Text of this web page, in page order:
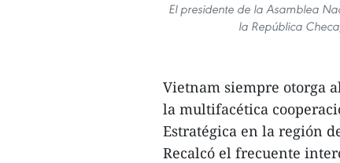
El presidente de la Asamblea
la República
Vietnam siempre otorga
la multifacética
Estratégica en la región
Recalcó el frecuente